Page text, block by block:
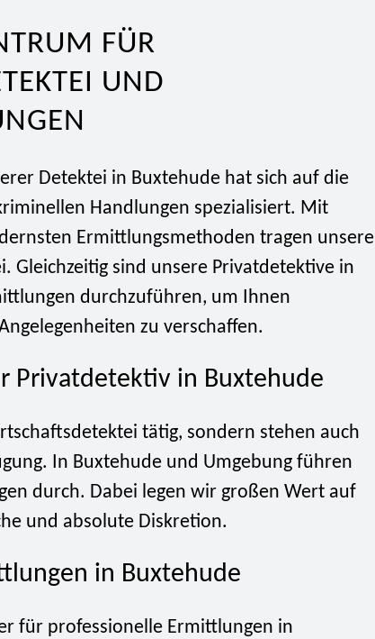
FÜR
UND
Detektei in Buxtehude hat sich auf die
Handlungen spezialisiert. Mit
Ermittlungsmethoden tragen unsere
Gleichzeitig sind unsere Privatdetektive in
durchzuführen, um Ihnen
zu verschaffen.
Privatdetektiv in Buxtehude
tätig, sondern stehen auch
In Buxtehude und Umgebung führen
durch. Dabei legen wir großen Wert auf
und absolute Diskretion.
in Buxtehude
für professionelle Ermittlungen in